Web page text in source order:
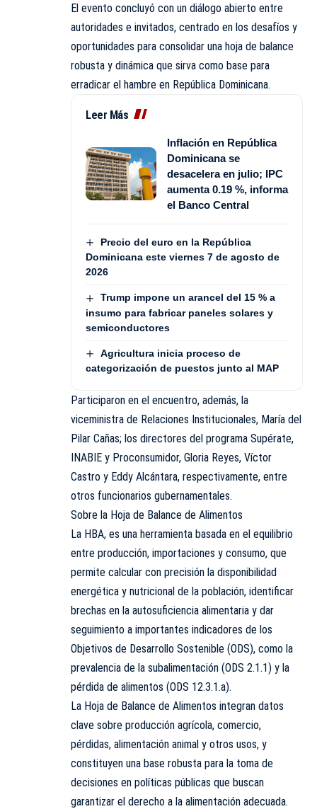
El evento concluyó con un diálogo abierto entre
autoridades e invitados, centrado en los desafíos y
oportunidades para consolidar una hoja de balance
robusta y dinámica que sirva como base para
erradicar el hambre en República Dominicana.
Leer Más
Inflación en República
Dominicana se
desacelera en julio; IPC
aumenta 0.19 %, informa
el Banco Central
Precio del euro en la República
Dominicana este viernes 7 de agosto de
2026
Trump impone un arancel del 15 % a
insumo para fabricar paneles solares y
semiconductores
Agricultura inicia proceso de
categorización de puestos junto al MAP
Participaron en el encuentro, además, la
viceministra de Relaciones Institucionales, María del
Pilar Cañas; los directores del programa Supérate,
INABIE y Proconsumidor, Gloria Reyes, Víctor
Castro y Eddy Alcántara, respectivamente, entre
otros funcionarios gubernamentales.
Sobre la Hoja de Balance de Alimentos
La HBA, es una herramienta basada en el equilibrio
entre producción, importaciones y consumo, que
permite calcular con precisión la disponibilidad
energética y nutricional de la población, identificar
brechas en la autosuficiencia alimentaria y dar
seguimiento a importantes indicadores de los
Objetivos de Desarrollo Sostenible (ODS), como la
prevalencia de la subalimentación (ODS 2.1.1) y la
pérdida de alimentos (ODS 12.3.1.a).
La Hoja de Balance de Alimentos integran datos
clave sobre producción agrícola, comercio,
pérdidas, alimentación animal y otros usos, y
constituyen una base robusta para la toma de
decisiones en políticas públicas que buscan
garantizar el derecho a la alimentación adecuada.